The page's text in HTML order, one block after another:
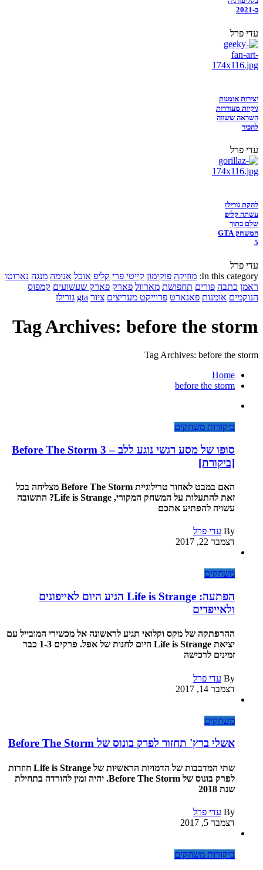
ב-2021
עדי פרל
יצירות אומנות
גיקיות מעוררות
השראה ששווה
להכיר
עדי פרל
להקת גורילז
עשתה קליפ
שלם בתוך
המשחק GTA
5
עדי פרל
In this category: מוזיקה פוקימון קייטי פרי קליפ אוכל אנימה מנגה נארוטו
ראמן כתבה פורים תחפושת מארוול פארק פארק שעשועים קמפוס
הנוקמים אומנות פאנארט פרוייקט מעריצים ציור gta גורילז
Tag Archives: before the storm
Tag Archives: before the storm
Home
before the storm
ביקורות משחקים
סופו של מסע רגשי נוגע ללב – Before The Storm 3
[ביקורת]
האם במבט לאחור טרילוגיית Before The Storm מצליחה בכל
זאת להתעלות על המשחק המקורי, Life is Strange? התשובה
עשויה להפתיע אתכם
By עדי פרל
דצמבר 22, 2017
משחקים
הפתעה: Life is Strange הגיע היום לאייפונים
ולאייפדים
ההרפתקה של מקס וקלואי תגיע לראשונה אל מכשירי המובייל עם
יציאת Life is Strange היום לחנות של אפל. פרקים 1-3 כבר
זמינים לרכישה
By עדי פרל
דצמבר 14, 2017
משחקים
אשלי ברץ' תחזור לפרק בונוס של Before The Storm
שתי המדבבות של הדמויות הראשיות של Life is Strange חוזרות
לפרק בונוס של Before The Storm. יהיה זמין להורדה בתחילת
שנת 2018
By עדי פרל
דצמבר 5, 2017
ביקורות משחקים